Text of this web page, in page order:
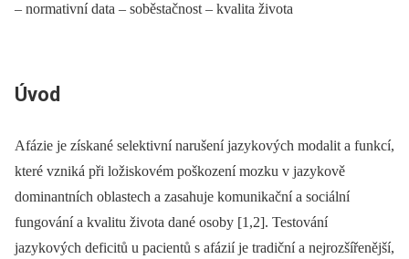
–⁠ normativní data –⁠ soběstačnost –⁠ kvalita života
Úvod
Afázie je získané selektivní narušení jazykových modalit a funkcí,
které vzniká při ložiskovém poškození mozku v jazykově
dominantních oblastech a zasahuje komunikační a sociální
fungování a kvalitu života dané osoby [1,2]. Testování
jazykových deficitů u pa­cientů s afázií je tradiční a nejrozšířenější,